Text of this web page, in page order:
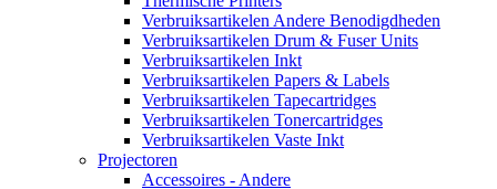
Verbruiksartikelen Andere Benodigdheden
Verbruiksartikelen Drum & Fuser Units
Verbruiksartikelen Inkt
Verbruiksartikelen Papers & Labels
Verbruiksartikelen Tapecartridges
Verbruiksartikelen Tonercartridges
Verbruiksartikelen Vaste Inkt
Projectoren
Accessoires - Andere